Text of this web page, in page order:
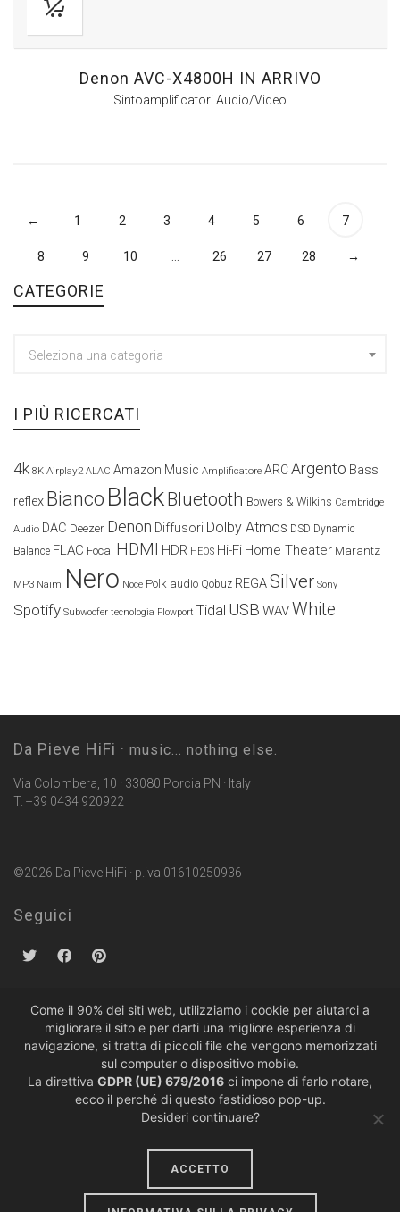
Denon AVC-X4800H IN ARRIVO
Sintoamplificatori Audio/Video
← 1 2 3 4 5 6 7
8 9 10 26 27 28 →
CATEGORIE
Seleziona una categoria
I PIÙ RICERCATI
4k 8K Airplay2 ALAC Amazon Music Amplificatore ARCArgento Bass
reflex Bianco BlackBluetooth Bowers & Wilkins Cambridge
Audio DAC Deezer Denon Diffusori Dolby Atmos DSD Dynamic
Balance FLAC Focal HDMI HDR HEOS Hi-Fi Home Theater Marantz
MP3 Naim Nero Noce Polk audio Qobuz REGASilver Sony
Spotify Subwoofer tecnologia Flowport Tidal USB WAVWhite
Da Pieve HiFi · music... nothing else.
Via Colombera, 10 · 33080 Porcia PN · Italy
T. +39 0434 920922
©2026 Da Pieve HiFi · p.iva 01610250936
Seguici
Politiche sulla Privacy· Condizioni di Vendita
design by
Come il 90% dei siti web, utilizziamo i cookie per aiutarci a
migliorare il sito e per darti una migliore esperienza di
navigazione, si tratta di piccoli file che vengono memorizzati
sul computer o dispositivo mobile.
La direttiva GDPR (UE) 679/2016 ci impone di farlo notare,
ecco il perché di questo fastidioso pop-up.
Desideri continuare?
ACCETTO